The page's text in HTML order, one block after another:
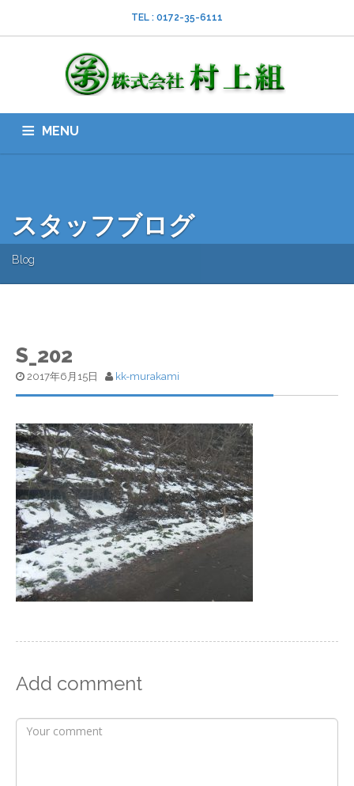
TEL : 0172-35-6111
MENU
スタッフブログ
Blog
S_202
2017年6月15日 kk-murakami
Add comment